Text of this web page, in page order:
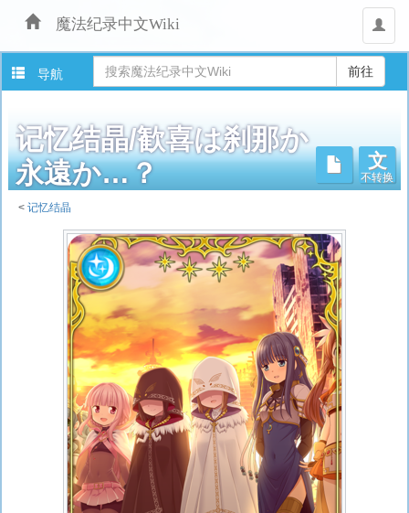
魔法纪录中文Wiki
用
户
导航
记忆结晶/歓喜は刹那か
永遠か…？
文
不转换
<记忆结晶